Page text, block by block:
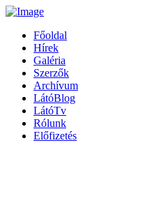
Főoldal
Hírek
Galéria
Szerzők
Archívum
LátóBlog
LátóTv
Rólunk
Előfizetés